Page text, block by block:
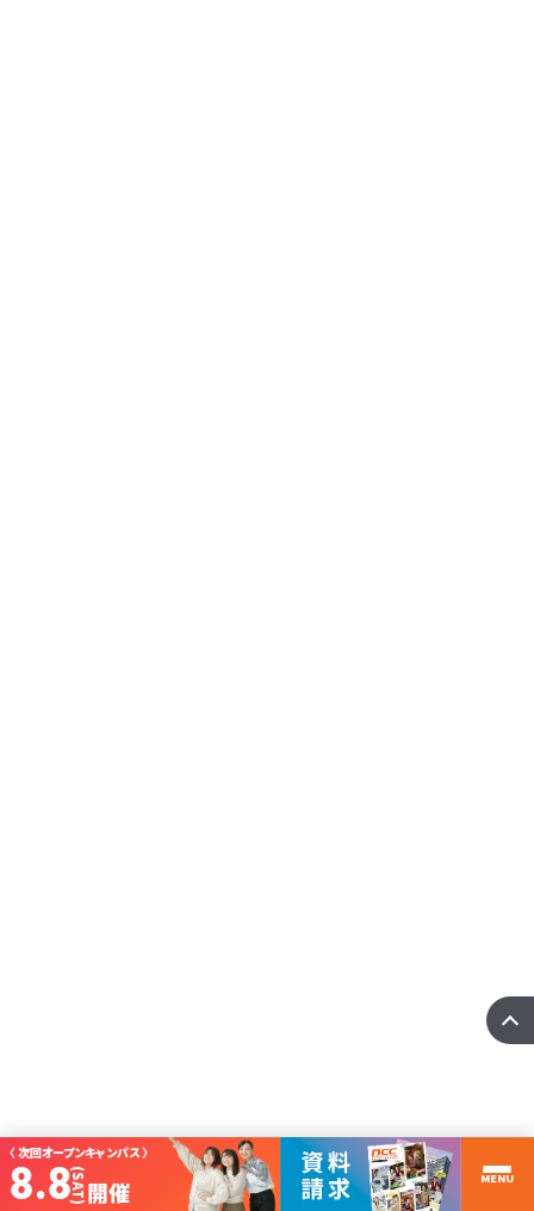
more
〈 次回オープンキャンパス 〉
8.8(SAT)開催 MENU